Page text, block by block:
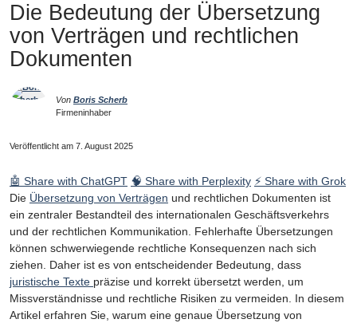
Die Bedeutung der Übersetzung
von Verträgen und rechtlichen
Dokumenten
Von Boris Scherb
Firmeninhaber
Veröffentlicht am 7. August 2025
🤖 Share with ChatGPT 🧠 Share with Perplexity ⚡ Share with Grok
Die Übersetzung von Verträgen und rechtlichen Dokumenten ist
ein zentraler Bestandteil des internationalen Geschäftsverkehrs
und der rechtlichen Kommunikation. Fehlerhafte Übersetzungen
können schwerwiegende rechtliche Konsequenzen nach sich
ziehen. Daher ist es von entscheidender Bedeutung, dass
juristische Texte präzise und korrekt übersetzt werden, um
Missverständnisse und rechtliche Risiken zu vermeiden. In diesem
Artikel erfahren Sie, warum eine genaue Übersetzung von